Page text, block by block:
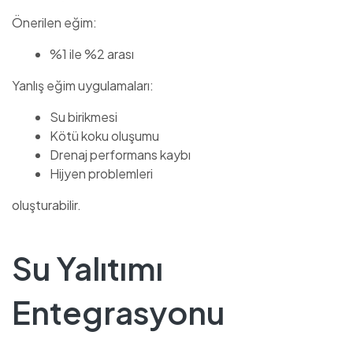
Önerilen eğim:
%1 ile %2 arası
Yanlış eğim uygulamaları:
Su birikmesi
Kötü koku oluşumu
Drenaj performans kaybı
Hijyen problemleri
oluşturabilir.
Su Yalıtımı
Entegrasyonu